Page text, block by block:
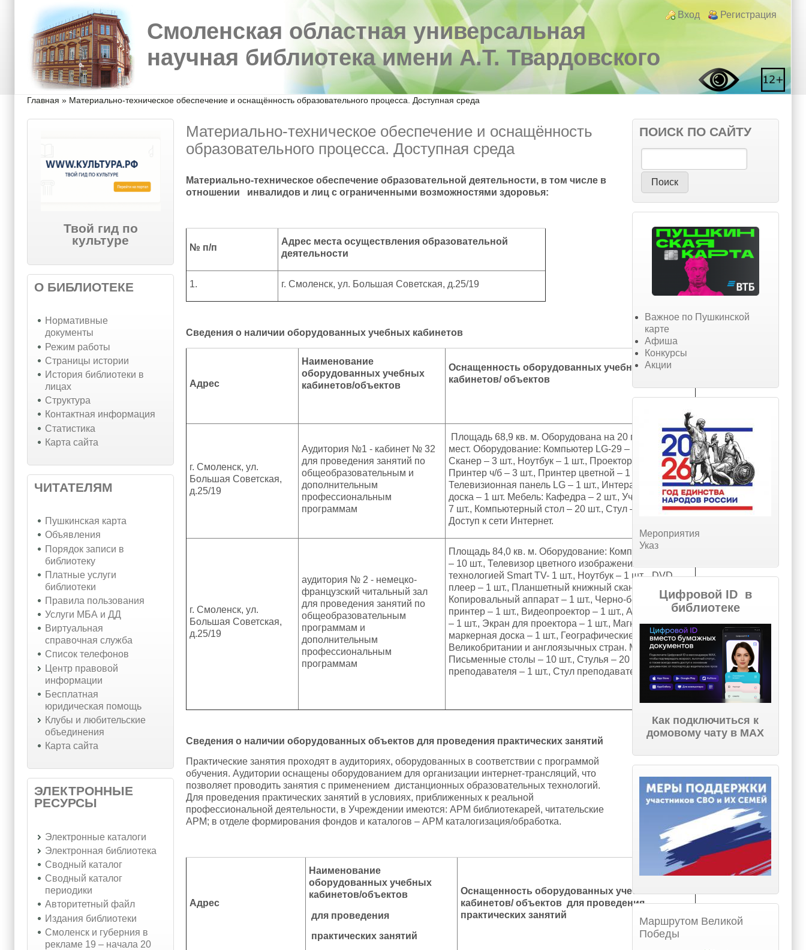
Перейти к основному содержанию
Skip to search
Login links
Вход Регистрация
Смоленская областная универсальная
научная библиотека имени А.Т. Твардовского
Вы здесь
Главная » Материально-техническое обеспечение и оснащённость образовательного процесса. Доступная среда
Твой гид по
культуре
О БИБЛИОТЕКЕ
Нормативные
документы
Режим работы
Страницы истории
История библиотеки в
лицах
Структура
Контактная информация
Статистика
Карта сайта
ЧИТАТЕЛЯМ
Пушкинская карта
Объявления
Порядок записи в
библиотеку
Платные услуги
библиотеки
Правила пользования
Услуги МБА и ДД
Виртуальная
справочная служба
Список телефонов
Центр правовой
информации
Бесплатная
юридическая помощь
Клубы и любительские
объединения
Карта сайта
ЭЛЕКТРОННЫЕ
РЕСУРСЫ
Электронные каталоги
Электронная библиотека
Сводный каталог
Сводный каталог
периодики
Авторитетный файл
Издания библиотеки
Смоленск и губерния в
рекламе 19 – начала 20
Материально-техническое обеспечение и оснащённость
образовательного процесса. Доступная среда
Материально-техническое обеспечение образовательной деятельности, в том числе в
отношении инвалидов и лиц с ограниченными возможностями здоровья:
№ п/п
Адрес места осуществления образовательной
деятельности
1. г. Смоленск, ул. Большая Советская, д.25/19
Сведения о наличии оборудованных учебных кабинетов
Адрес
Наименование
оборудованных учебных
кабинетов/объектов
Оснащенность оборудованных учебных
кабинетов/ объектов
г. Смоленск, ул.
Большая Советская,
д.25/19
Аудитория №1 - кабинет № 32
для проведения занятий по
общеобразовательным и
дополнительным
профессиональным
программам
Площадь 68,9 кв. м. Оборудована на 20 посадочных
мест. Оборудование: Компьютер LG-29 – 20 шт.,
Сканер – 3 шт., Ноутбук – 1 шт., Проектор – 1 шт.,
Принтер ч/б – 3 шт., Принтер цветной – 1 шт.,
Телевизионная панель LG – 1 шт., Интерактивная
доска – 1 шт. Мебель: Кафедра – 2 шт., Учебный стол –
7 шт., Компьютерный стол – 20 шт., Стул – 51 шт.
Доступ к сети Интернет.
г. Смоленск, ул.
Большая Советская,
д.25/19
аудитория № 2 - немецко-
французский читальный зал
для проведения занятий по
общеобразовательным
программам и
дополнительным
профессиональным
программам
Площадь 84,0 кв. м. Оборудование: Компьютер LG-29
– 10 шт., Телевизор цветного изображения с
технологией Smart TV- 1 шт., Ноутбук – 1 шт., DVD
плеер – 1 шт., Планшетный книжный сканер – 1 шт.,
Копировальный аппарат – 1 шт., Черно-белый
принтер – 1 шт., Видеопроектор – 1 шт., Аудиоколонки
– 1 шт., Экран для проектора – 1 шт., Магнитно-
маркерная доска – 1 шт., Географические карты
Великобритании и англоязычных стран. Мебель:
Письменные столы – 10 шт., Стулья – 20 шт., Стол
преподавателя – 1 шт., Стул преподавателя – 1 шт.
Сведения о наличии оборудованных объектов для проведения практических занятий
Практические занятия проходят в аудиториях, оборудованных в соответствии с программой
обучения. Аудитории оснащены оборудованием для организации интернет-трансляций, что
позволяет проводить занятия с применением дистанционных образовательных технологий.
Для проведения практических занятий в условиях, приближенных к реальной
профессиональной деятельности, в Учреждении имеются: АРМ библиотекарей, читательские
АРМ; в отделе формирования фондов и каталогов – АРМ каталогизация/обработка.
Адрес
Наименование
оборудованных учебных
кабинетов/объектов
для проведения
практических занятий
Оснащенность оборудованных учебных
кабинетов/ объектов для проведения
практических занятий
ПОИСК ПО САЙТУ
Важное по Пушкинской
карте
Афиша
Конкурсы
Акции
Мероприятия
Указ
Цифровой ID в
библиотеке
Как подключиться к
домовому чату в МАХ
Маршрутом Великой
Победы